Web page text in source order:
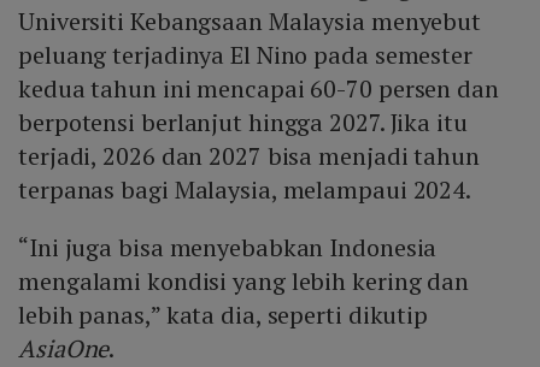
Universiti Kebangsaan Malaysia menyebut
peluang terjadinya El Nino pada semester
kedua tahun ini mencapai 60-70 persen dan
berpotensi berlanjut hingga 2027. Jika itu
terjadi, 2026 dan 2027 bisa menjadi tahun
terpanas bagi Malaysia, melampaui 2024.
“Ini juga bisa menyebabkan Indonesia
mengalami kondisi yang lebih kering dan
lebih panas,” kata dia, seperti dikutip
AsiaOne.